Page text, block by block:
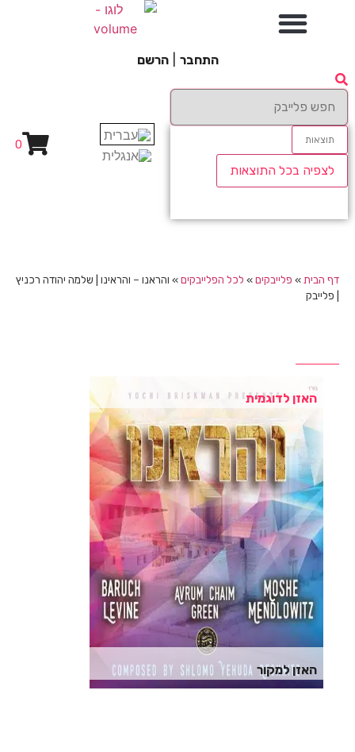
התחבר הרשם
תוצאות
לצפיה בכל התוצאות
0
דף הבית » פלייבקים» לכל הפלייבקים» והראנו – והראינו | שלמה יהודה רכניץ
| פלייבק
האזן לדוגמית
האזן למקור